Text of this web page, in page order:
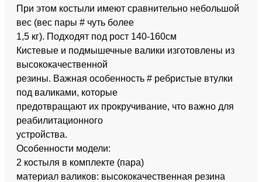
При этом костыли имеют сравнительно небольшой
вес (вес пары # чуть более
1,5 кг). Подходят под рост 140-160см
Кистевые и подмышечные валики изготовлены из
высококачественной
резины. Важная особенность # ребристые втулки
под валиками, которые
предотвращают их прокручивание, что важно для
реабилитационного
устройства.
Особенности модели:
2 костыля в комплекте (пара)
материал валиков: высококачественная резина